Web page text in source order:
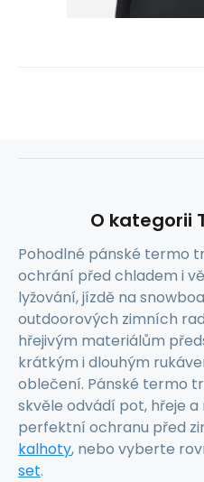
O kategorii
Pohodlné pánské termo
ochrání před chladem i
lyžování, jízdě na
outdoorových zimních
hřejivým materiálům
krátkým i dlouhým
oblečení. Pánské termo
skvěle odvádí pot, hřeje a
perfektní ochranu před
kalhoty, nebo vyberte
set.